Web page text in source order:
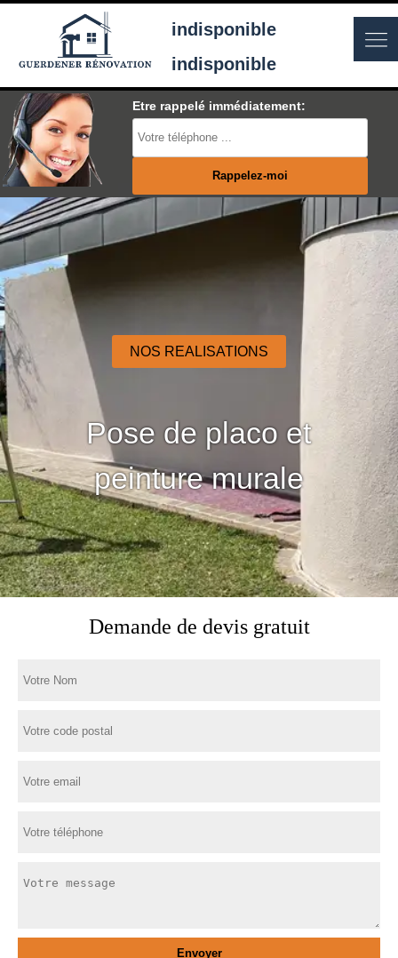
indisponible
indisponible
Etre rappelé immédiatement:
NOS REALISATIONS
Pose de placo et
peinture murale
Demande de devis gratuit